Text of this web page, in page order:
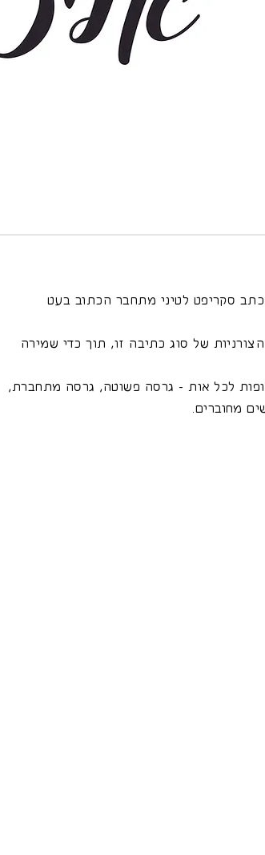
סקריפט לטיני מתחבר הכתוב בעט
של סוג כתיבה זו, תוך כדי שמירה
לכל אות - גרסה פשוטה, גרסה מתחברת,
מחוברים.